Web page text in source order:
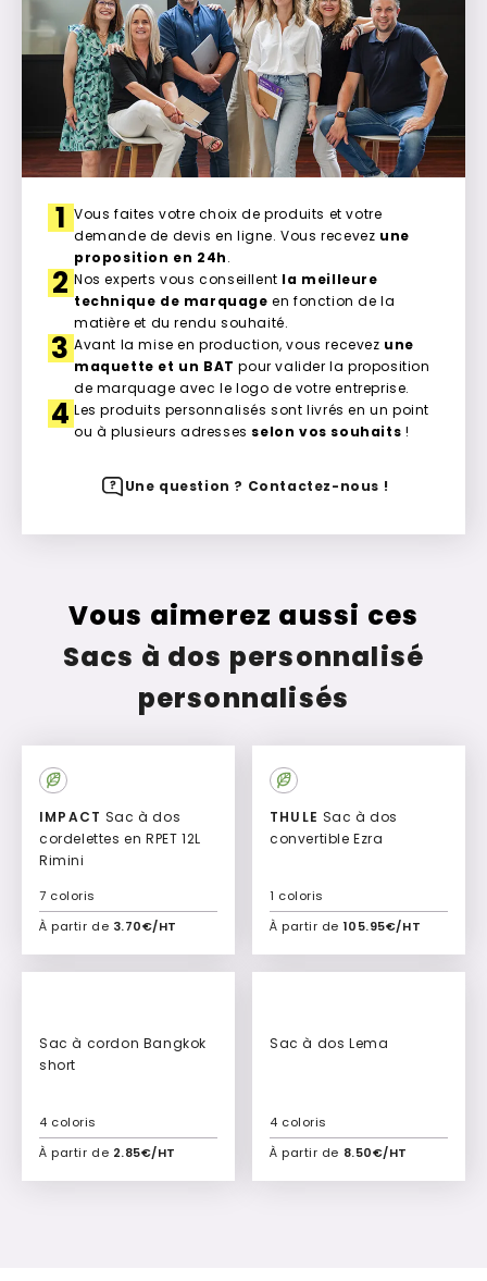
1 Vous faites votre choix de produits et votre
demande de devis en ligne. Vous recevez une
proposition en 24h.
2 Nos experts vous conseillent la meilleure
technique de marquage en fonction de la
matière et du rendu souhaité.
3 Avant la mise en production, vous recevez une
maquette et un BAT pour valider la proposition
de marquage avec le logo de votre entreprise.
4 Les produits personnalisés sont livrés en un point
ou à plusieurs adresses selon vos souhaits !
Une question ? Contactez-nous !
Vous aimerez aussi ces
Sacs à dos personnalisé
personnalisés
IMPACT
cordelettes en RPET 12L
Rimini
À partir de 3.70€/HT
7 coloris
Ajouter à mon devis
THULE
convertible Ezra
À partir de 105.95€/HT
1 coloris
Ajouter à mon devis
Sac à cordon Bangkok
short
À partir de 2.85€/HT
4 coloris
Ajouter à mon devis
Sac à dos Lema
À partir de 8.50€/HT
4 coloris
Ajouter à mon devis